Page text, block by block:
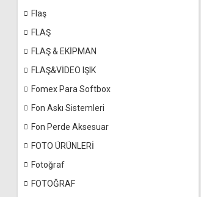
Flaş
FLAŞ
FLAŞ & EKİPMAN
FLAŞ&VİDEO IŞIK
Fomex Para Softbox
Fon Askı Sistemleri
Fon Perde Aksesuar
FOTO ÜRÜNLERİ
Fotoğraf
FOTOĞRAF